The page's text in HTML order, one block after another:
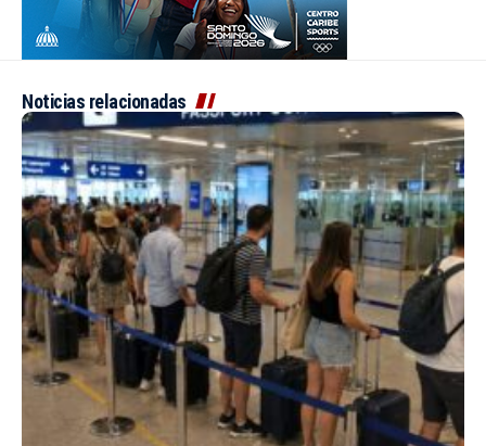
Noticias relacionadas